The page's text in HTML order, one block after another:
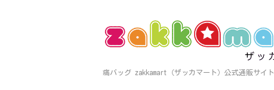
痛バッグ zakkamart（ザッカマート）公式通販サイト